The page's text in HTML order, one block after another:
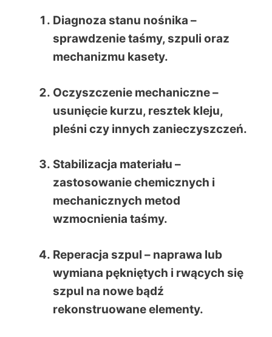
Diagnoza stanu nośnika –
sprawdzenie taśmy, szpuli oraz
mechanizmu kasety.
Oczyszczenie mechaniczne–
usunięcie kurzu, resztek kleju,
pleśni czy innych zanieczyszczeń.
Stabilizacja materiału –
zastosowanie chemicznych i
mechanicznych metod
wzmocnienia taśmy.
Reperacja szpul – naprawa lub
wymiana pękniętych i rwących się
szpul na nowe bądź
rekonstruowane elementy.